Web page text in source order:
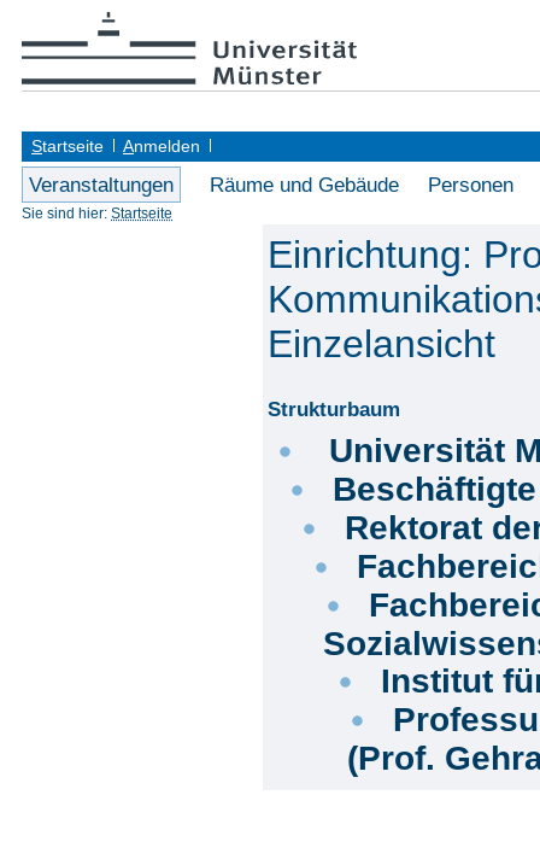
Startseite Anmelden
Veranstaltungen Räume und Gebäude Personen
Sie sind hier: Startseite
Einrichtung:
Einzelansicht
Strukturbaum
Universität
Beschäftigte
Rektorat
Institut
(Prof.